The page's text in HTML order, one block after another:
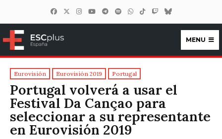
ESCplus España
MENU
Eurovisión Eurovisión 2019 Portugal
Portugal volverá a usar el
Festival Da Cançao para
seleccionar a su representante
en Eurovisión 2019